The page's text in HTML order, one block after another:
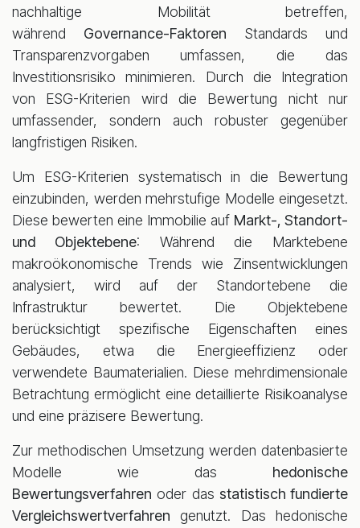
nachhaltige Mobilität betreffen,
während Governance-Faktoren Standards und
Transparenzvorgaben umfassen, die das
Investitionsrisiko minimieren. Durch die Integration
von ESG-Kriterien wird die Bewertung nicht nur
umfassender, sondern auch robuster gegenüber
langfristigen Risiken.
Um ESG-Kriterien systematisch in die Bewertung
einzubinden, werden mehrstufige Modelle eingesetzt.
Diese bewerten eine Immobilie auf Markt-, Standort-
und Objektebene: Während die Marktebene
makroökonomische Trends wie Zinsentwicklungen
analysiert, wird auf der Standortebene die
Infrastruktur bewertet. Die Objektebene
berücksichtigt spezifische Eigenschaften eines
Gebäudes, etwa die Energieeffizienz oder
verwendete Baumaterialien. Diese mehrdimensionale
Betrachtung ermöglicht eine detaillierte Risikoanalyse
und eine präzisere Bewertung.
Zur methodischen Umsetzung werden datenbasierte
Modelle wie das hedonische
Bewertungsverfahren oder das statistisch fundierte
Vergleichswertverfahren genutzt. Das hedonische